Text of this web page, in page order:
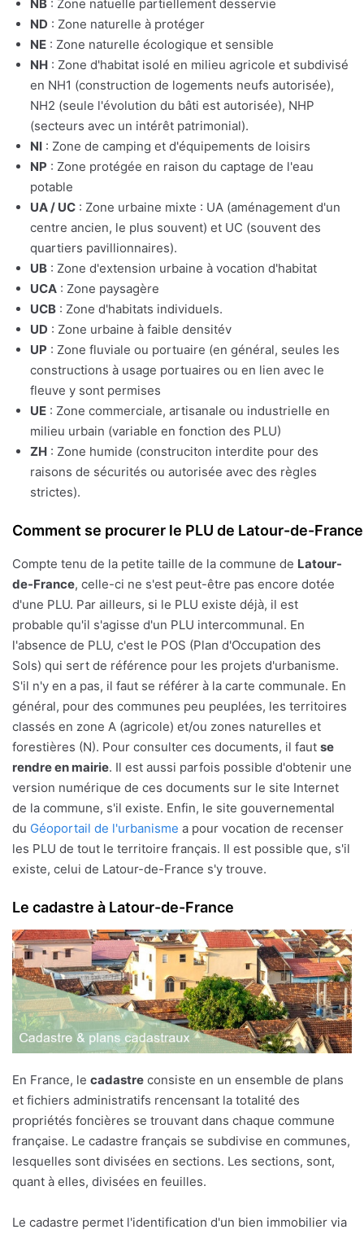
NB : Zone natuelle partiellement desservie
ND : Zone naturelle à protéger
NE : Zone naturelle écologique et sensible
NH : Zone d'habitat isolé en milieu agricole et subdivisé
en NH1 (construction de logements neufs autorisée),
NH2 (seule l'évolution du bâti est autorisée), NHP
(secteurs avec un intérêt patrimonial).
NI : Zone de camping et d'équipements de loisirs
NP : Zone protégée en raison du captage de l'eau
potable
UA / UC : Zone urbaine mixte : UA (aménagement d'un
centre ancien, le plus souvent) et UC (souvent des
quartiers pavillionnaires).
UB : Zone d'extension urbaine à vocation d'habitat
UCA : Zone paysagère
UCB : Zone d'habitats individuels.
UD : Zone urbaine à faible densitév
UP : Zone fluviale ou portuaire (en général, seules les
constructions à usage portuaires ou en lien avec le
fleuve y sont permises
UE : Zone commerciale, artisanale ou industrielle en
milieu urbain (variable en fonction des PLU)
ZH : Zone humide (construciton interdite pour des
raisons de sécurités ou autorisée avec des règles
strictes).
Comment se procurer le PLU de Latour-de-France
Compte tenu de la petite taille de la commune de Latour-
de-France, celle-ci ne s'est peut-être pas encore dotée
d'une PLU. Par ailleurs, si le PLU existe déjà, il est
probable qu'il s'agisse d'un PLU intercommunal. En
l'absence de PLU, c'est le POS (Plan d'Occupation des
Sols) qui sert de référence pour les projets d'urbanisme.
S'il n'y en a pas, il faut se référer à la carte communale. En
général, pour des communes peu peuplées, les territoires
classés en zone A (agricole) et/ou zones naturelles et
forestières (N). Pour consulter ces documents, il faut se
rendre en mairie. Il est aussi parfois possible d'obtenir une
version numérique de ces documents sur le site Internet
de la commune, s'il existe. Enfin, le site gouvernemental
du Géoportail de l'urbanisme a pour vocation de recenser
les PLU de tout le territoire français. Il est possible que, s'il
existe, celui de Latour-de-France s'y trouve.
Le cadastre à Latour-de-France
En France, le cadastre consiste en un ensemble de plans
et fichiers administratifs rencensant la totalité des
propriétés foncières se trouvant dans chaque commune
française. Le cadastre français se subdivise en communes,
lesquelles sont divisées en sections. Les sections, sont,
quant à elles, divisées en feuilles.
Le cadastre permet l'identification d'un bien immobilier via